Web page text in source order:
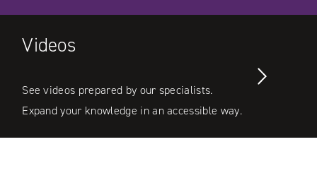
Videos
See videos prepared by our specialists.
Expand your knowledge in an accessible way.